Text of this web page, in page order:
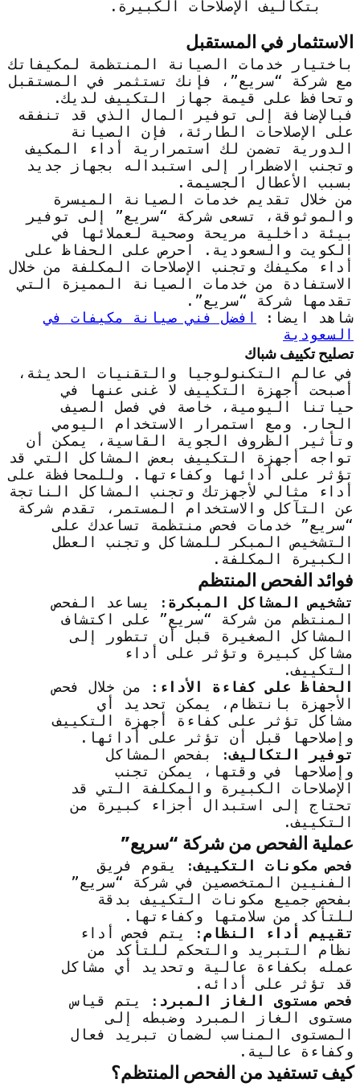
بتكاليف الإصلاحات الكبيرة.
الاستثمار في المستقبل
باختيار خدمات الصيانة المنتظمة لمكيفاتك
مع شركة “سريع”، فإنك تستثمر في المستقبل
وتحافظ على قيمة جهاز التكييف لديك.
فبالإضافة إلى توفير المال الذي قد تنفقه
على الإصلاحات الطارئة، فإن الصيانة
الدورية تضمن لك استمرارية أداء المكيف
وتجنب الاضطرار إلى استبداله بجهاز جديد
بسبب الأعطال الجسيمة.
من خلال تقديم خدمات الصيانة الميسرة
والموثوقة، تسعى شركة “سريع” إلى توفير
بيئة داخلية مريحة وصحية لعملائها في
الكويت والسعودية. احرص على الحفاظ على
أداء مكيفك وتجنب الإصلاحات المكلفة من خلال
الاستفادة من خدمات الصيانة المميزة التي
تقدمها شركة “سريع”.
شاهد ايضا:
افضل فني صيانة مكيفات في
السعودية
تصليح تكييف شباك
في عالم التكنولوجيا والتقنيات الحديثة،
أصبحت أجهزة التكييف لا غنى عنها في
حياتنا اليومية، خاصة في فصل الصيف
الحار. ومع استمرار الاستخدام اليومي
وتأثير الظروف الجوية القاسية، يمكن أن
تواجه أجهزة التكييف بعض المشاكل التي قد
تؤثر على أدائها وكفاءتها. وللمحافظة على
أداء مثالي لأجهزتك وتجنب المشاكل الناتجة
عن التآكل والاستخدام المستمر، تقدم شركة
“سريع” خدمات فحص منتظمة تساعدك على
التشخيص المبكر للمشاكل وتجنب العطل
الكبيرة المكلفة.
فوائد الفحص المنتظم
تشخيص المشاكل المبكرة : يساعد الفحص
المنتظم من شركة “سريع” على اكتشاف
المشاكل الصغيرة قبل أن تتطور إلى
مشاكل كبيرة وتؤثر على أداء
التكييف.
الحفاظ على كفاءة الأداء : من خلال فحص
الأجهزة بانتظام، يمكن تحديد أي
مشاكل تؤثر على كفاءة أجهزة التكييف
وإصلاحها قبل أن تؤثر على أدائها.
توفير التكاليف: بفحص المشاكل
وإصلاحها في وقتها، يمكن تجنب
الإصلاحات الكبيرة والمكلفة التي قد
تحتاج إلى استبدال أجزاء كبيرة من
التكييف.
عملية الفحص من شركة “سريع”
فحص مكونات التكييف: يقوم فريق
الفنيين المتخصصين في شركة “سريع”
بفحص جميع مكونات التكييف بدقة
للتأكد من سلامتها وكفاءتها.
تقييم أداء النظام: يتم فحص أداء
نظام التبريد والتحكم للتأكد من
عمله بكفاءة عالية وتحديد أي مشاكل
قد تؤثر على أدائه.
فحص مستوى الغاز المبرد : يتم قياس
مستوى الغاز المبرد وضبطه إلى
المستوى المناسب لضمان تبريد فعال
وكفاءة عالية.
كيف تستفيد من الفحص المنتظم؟